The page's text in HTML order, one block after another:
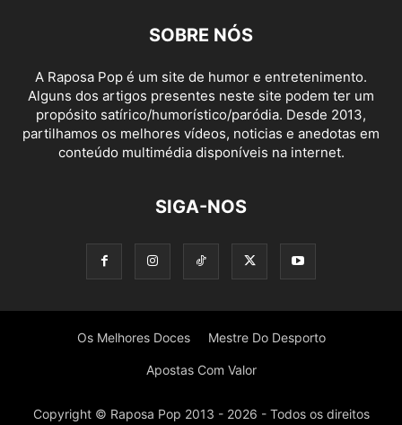
SOBRE NÓS
A Raposa Pop é um site de humor e entretenimento.
Alguns dos artigos presentes neste site podem ter um
propósito satírico/humorístico/paródia. Desde 2013,
partilhamos os melhores vídeos, noticias e anedotas em
conteúdo multimédia disponíveis na internet.
SIGA-NOS
Os Melhores Doces Mestre Do Desporto
Apostas Com Valor
Copyright © Raposa Pop 2013 - 2026 - Todos os direitos